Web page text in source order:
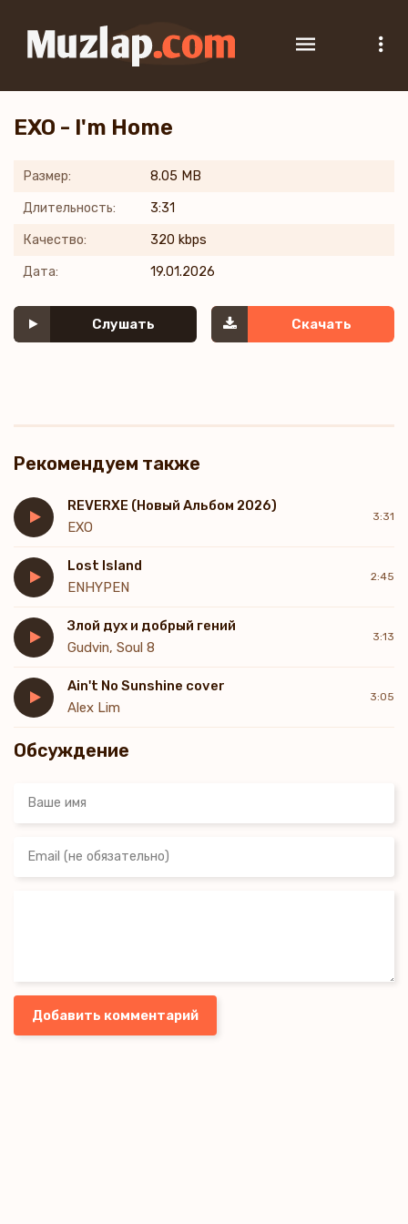
EXO - I'm Home
Размер: 8.05 MB
Длительность: 3:31
Качество: 320 kbps
Дата: 19.01.2026
Слушать Скачать
Рекомендуем также
REVERXE (Новый Альбом 2026)
EXO
3:31
Lost Island
ENHYPEN
2:45
Злой дух и добрый гений
Gudvin, Soul 8
3:13
Ain't No Sunshine cover
Alex Lim
3:05
Обсуждение
Добавить комментарий